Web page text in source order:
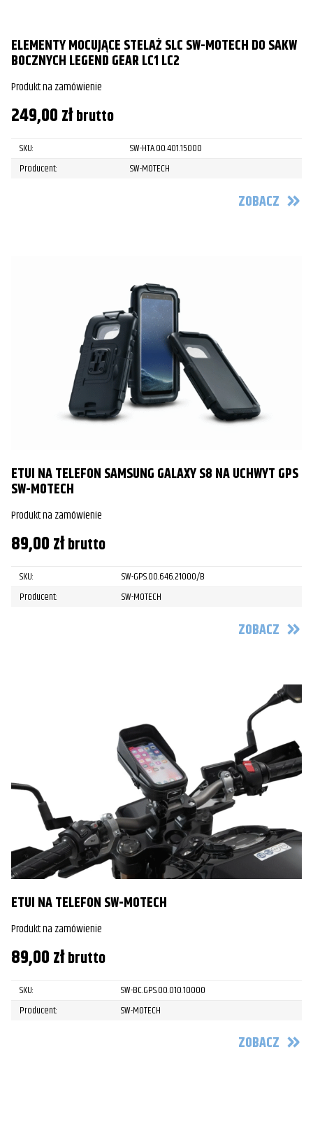
ELEMENTY MOCUJĄCE STELAŻ SLC SW-MOTECH DO SAKW
BOCZNYCH LEGEND GEAR LC1 LC2
Produkt na zamówienie
249,00złbrutto
SKU:
SW-HTA.00.401.15000
Producent:
SW-MOTECH
ZOBACZ
ETUI NA TELEFON SAMSUNG GALAXY S8 NA UCHWYT GPS
SW-MOTECH
Produkt na zamówienie
89,00złbrutto
SKU:
SW-GPS.00.646.21000/B
Producent:
SW-MOTECH
ZOBACZ
ETUI NA TELEFON SW-MOTECH
Produkt na zamówienie
89,00złbrutto
SKU:
SW-BC.GPS.00.010.10000
Producent:
SW-MOTECH
ZOBACZ